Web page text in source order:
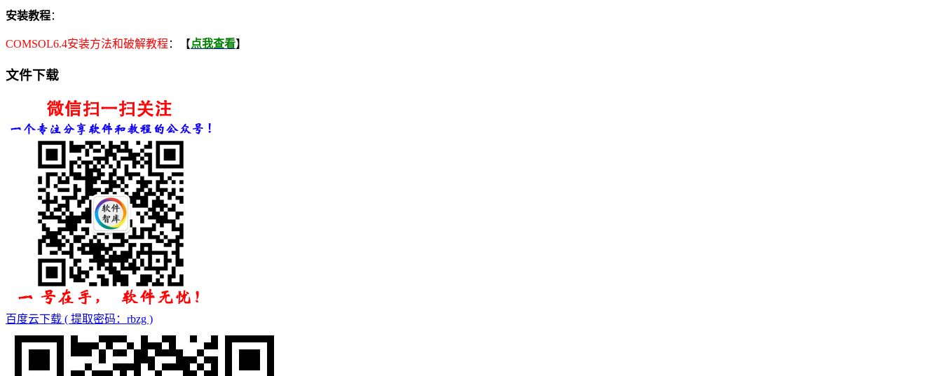
安装教程：
COMSOL6.4安装方法和破解教程 ：【点我查看】
文件下载
百度云下载 ( 提取密码：rbzg )